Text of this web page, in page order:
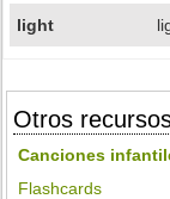
light
Otros
Canciones
Flashcards